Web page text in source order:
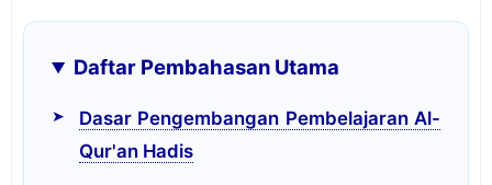
Daftar Pembahasan Utama
Dasar Pengembangan Pembelajaran Al-
Qur'an Hadis